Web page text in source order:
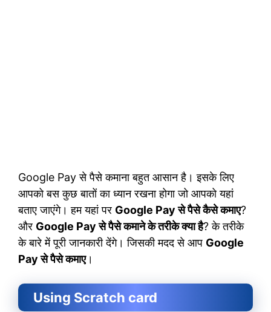
Google Pay से पैसे कमाना बहुत आसान है। इसके लिए
आपको बस कुछ बातों का ध्यान रखना होगा जो आपको यहां
बताए जाएंगे। हम यहां पर Google Pay से पैसे कैसे कमाए?
और Google Pay से पैसे कमाने के तरीके क्या है? के तरीके
के बारे में पूरी जानकारी देंगे। जिसकी मदद से आप Google
Pay से पैसे कमाए।
Using Scratch card